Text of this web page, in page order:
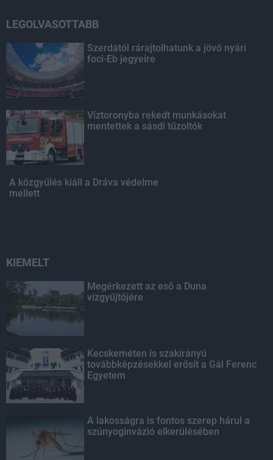
LEGOLVASOTTABB
Szerdától rárajtolhatunk a jövő nyári
foci-Eb jegyeire
Víztoronyba rekedt munkásokat
mentettek a sásdi tűzoltók
A közgyűlés kiáll a Dráva védelme
mellett
KIEMELT
Megérkezett az eső a Duna
vízgyűjtőjére
Kecskeméten is szakirányú
továbbképzésekkel erősít a Gál Ferenc
Egyetem
A lakosságra is fontos szerep hárul a
szúnyoginvázió elkerülésében